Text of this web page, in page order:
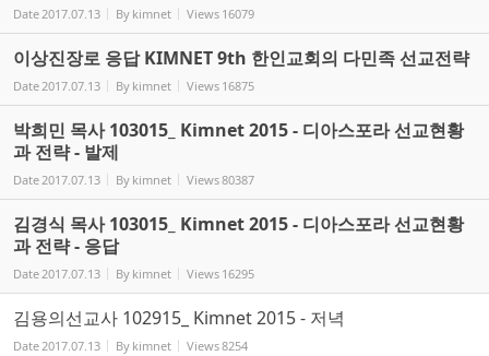
Date2017.07.13 By kimnet Views 16079
이상진장로 응답 KIMNET 9th 한인교회의 다민족 선교전략
Date2017.07.13 By kimnet Views 16875
박희민 목사 103015_ Kimnet 2015 - 디아스포라 선교현황
과 전략 - 발제
Date2017.07.13 By kimnet Views80387
김경식 목사 103015_ Kimnet 2015 - 디아스포라 선교현황
과 전략 - 응답
Date2017.07.13 By kimnet Views 16295
김용의선교사 102915_ Kimnet 2015 - 저녁
Date2017.07.13 By kimnet Views8254